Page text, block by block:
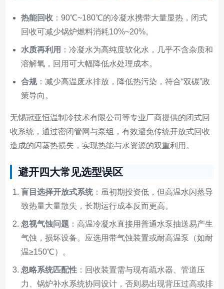
热能回收：90℃~180℃的冷凝水携带大量显热，闭式
回收可减少锅炉燃料消耗10%~20%。
水质再利用 ：冷凝水为高纯度软化水，几乎不含杂质和
溶解氧，回用可大幅降低水处理成本。
合规：减少高温废水排放，降低热污染，符合“双碳”政
策导向。
无锡冠亚恒温制冷技术有限公司等专业厂商提供的闭式回
收系统，通过密闭管网与泵组，有效避免传统开放式回收
造成的闪蒸热损失，实现热能与水资源的双重利用。
避开四大常见选型误区
盲目选择开放式系统：虽初期投资低，但高温水闪蒸导
致热量大量散失，长期运行成本反而更高。
忽视气蚀问题：高温冷凝水直接用普通水泵抽送易产生
气蚀，损坏设备。应选用带气蚀装置或耐高温泵（如耐
温≥150℃）。
忽略系统匹配性：回收装置需与现有疏水器、管道压
力、锅炉补水系统协同设计，否则易出现背压过高或排